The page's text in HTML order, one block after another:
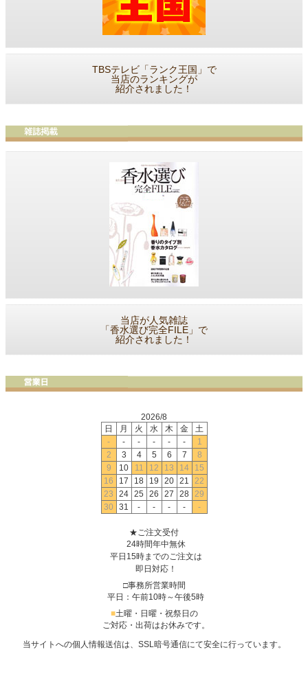
TBSテレビ「ランク王国」で
当店のランキングが
紹介されました！
当店が人気雑誌
「香水選び完全FILE」で
紹介されました！
2026/8
日
月 火 水 木 金
土
-
- - - - -
1
2
3 4 5 6 7
8
9
10 11 12 13 14
15
16
17 18 19 20 21
22
23
24 25 26 27 28 29
30
31 - - - - -
★ご注文受付
24時間年中無休
平日15時までのご注文は
即日対応！
□事務所営業時間
平日：午前10時～午後5時
■土曜・日曜・祝祭日の
ご対応・出荷はお休みです。
当サイトへの個人情報送信は、SSL暗号通信にて安全に行っています。